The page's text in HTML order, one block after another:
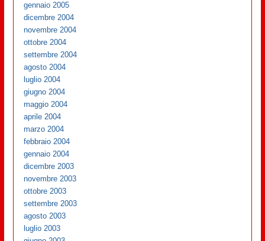
gennaio 2005
dicembre 2004
novembre 2004
ottobre 2004
settembre 2004
agosto 2004
luglio 2004
giugno 2004
maggio 2004
aprile 2004
marzo 2004
febbraio 2004
gennaio 2004
dicembre 2003
novembre 2003
ottobre 2003
settembre 2003
agosto 2003
luglio 2003